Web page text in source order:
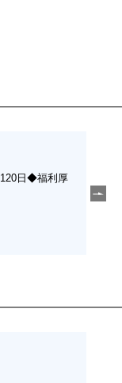
利厚
【事務（施設
実◆働き方改